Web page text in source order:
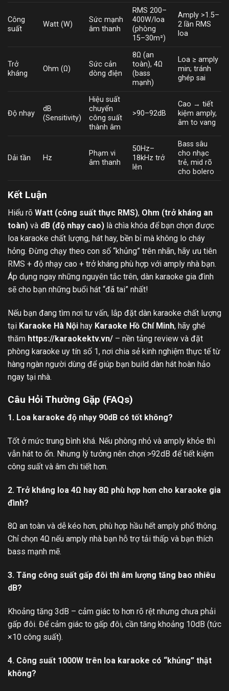
Công
suất
Watt (W)
Sức mạnh
âm thanh
RMS 200–
400W/loa
(phòng
15–30m²)
Amply >1.5–
2 lần RMS
loa
Trở
kháng
Ohm (Ω)
Sức cản
dòng điện
8Ω (an
toàn), 4Ω
(bass
mạnh)
Loa ≥ amply
min; tránh
ghép sai
Độ nhạy
dB
(Sensitivity)
Hiệu suất
chuyển
công suất
thành âm
>90–92dB
Cao → tiết
kiệm amply,
âm to vang
Dải tần Hz
Phạm vi
âm thanh
50Hz–
18kHz trở
lên
Bass sâu
cho nhạc
trẻ, mid rõ
cho bolero
Kết Luận
Hiểu rõ Watt (công suất thực RMS), Ohm (trở kháng an
toàn) và dB (độ nhạy cao) là chìa khóa để bạn chọn được
loa karaoke chất lượng, hát hay, bền bỉ mà không lo cháy
hỏng. Đừng chạy theo con số “khủng” trên nhãn, hãy ưu tiên
RMS + độ nhạy cao + trở kháng phù hợp với amply nhà bạn.
Áp dụng ngay những nguyên tắc trên, dàn karaoke gia đình
sẽ cho bạn những buổi hát “đã tai” nhất!
Nếu bạn đang tìm nơi tư vấn, lắp đặt dàn karaoke chất lượng
tại Karaoke Hà Nội hay Karaoke Hồ Chí Minh, hãy ghé
thăm https://karaokektv.vn/ – nền tảng review và đặt
phòng karaoke uy tín số 1, nơi chia sẻ kinh nghiệm thực tế từ
hàng ngàn người dùng để giúp bạn build dàn hát hoàn hảo
ngay tại nhà.
Câu Hỏi Thường Gặp (FAQs)
1. Loa karaoke độ nhạy 90dB có tốt không?
Tốt ở mức trung bình khá. Nếu phòng nhỏ và amply khỏe thì
vẫn hát to ổn. Nhưng lý tưởng nên chọn >92dB để tiết kiệm
công suất và âm chi tiết hơn.
2. Trở kháng loa 4Ω hay 8Ω phù hợp hơn cho karaoke gia
đình?
8Ω an toàn và dễ kéo hơn, phù hợp hầu hết amply phổ thông.
Chỉ chọn 4Ω nếu amply nhà bạn hỗ trợ tải thấp và bạn thích
bass mạnh mẽ.
3. Tăng công suất gấp đôi thì âm lượng tăng bao nhiêu
dB?
Khoảng tăng 3dB – cảm giác to hơn rõ rệt nhưng chưa phải
gấp đôi. Để cảm giác to gấp đôi, cần tăng khoảng 10dB (tức
×10 công suất).
4. Công suất 1000W trên loa karaoke có “khủng” thật
không?